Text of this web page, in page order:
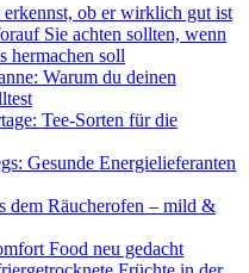
ob er wirklich gut ist
Sie achten sollten, wenn
hermachen soll
Warum du deinen
Tee-Sorten für die
Gesunde Energielieferanten
dem Räucherofen – mild &
Food neu gedacht